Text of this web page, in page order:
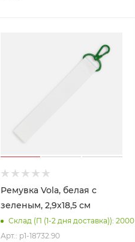
Ремувка Vola, белая с
зеленым, 2,9х18,5 см
Склад (П (1-2 дня доставка)): 2000
Арт.: p1-18732.90